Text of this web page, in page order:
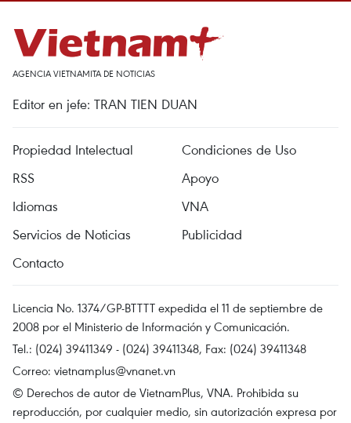
AGENCIA VIETNAMITA DE NOTICIAS
Editor en jefe: TRAN TIEN DUAN
Propiedad Intelectual
Condiciones de Uso
RSS
Apoyo
Idiomas
VNA
Servicios de Noticias
Publicidad
Contacto
Licencia No. 1374/GP-BTTTT expedida el 11 de septiembre de
2008 por el Ministerio de Información y Comunicación.
Tel.: (024) 39411349 - (024) 39411348, Fax: (024) 39411348
Correo: vietnamplus@vnanet.vn
© Derechos de autor de VietnamPlus, VNA. Prohibida su
reproducción, por cualquier medio, sin autorización expresa por